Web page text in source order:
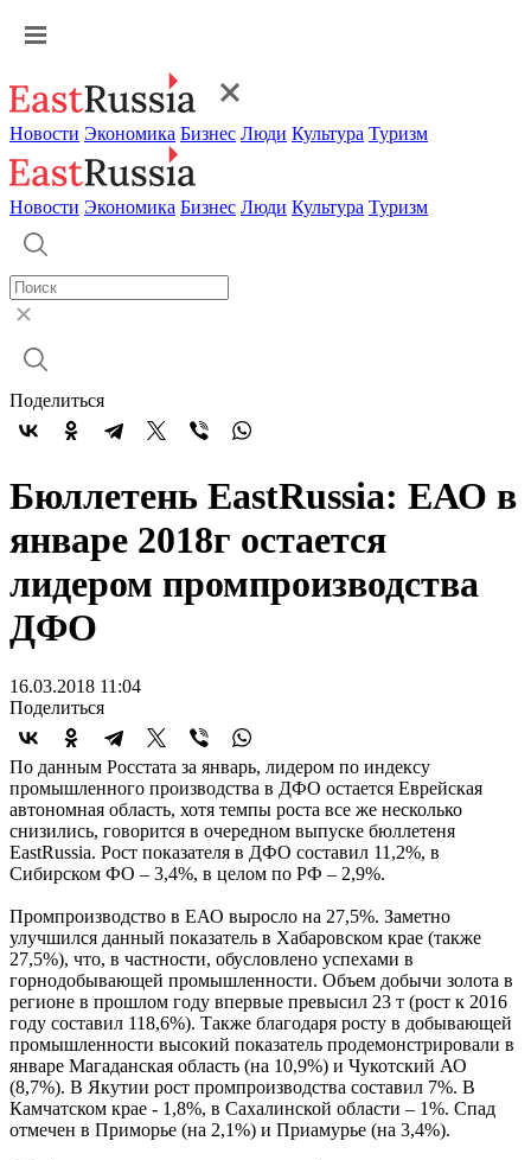
Новости Экономика Бизнес Люди Культура Туризм
Новости Экономика Бизнес Люди Культура Туризм
Поделиться
Бюллетень EastRussia: ЕАО в
январе 2018г остается
лидером промпроизводства
ДФО
16.03.2018 11:04
Поделиться
По данным Росстата за январь, лидером по индексу
промышленного производства в ДФО остается Еврейская
автономная область, хотя темпы роста все же несколько
снизились, говорится в очередном выпуске бюллетеня
EastRussia. Рост показателя в ДФО составил 11,2%, в
Сибирском ФО – 3,4%, в целом по РФ – 2,9%.
Промпроизводство в ЕАО выросло на 27,5%. Заметно
улучшился данный показатель в Хабаровском крае (также
27,5%), что, в частности, обусловлено успехами в
горнодобывающей промышленности. Объем добычи золота в
регионе в прошлом году впервые превысил 23 т (рост к 2016
году составил 118,6%). Также благодаря росту в добывающей
промышленности высокий показатель продемонстрировали в
январе Магаданская область (на 10,9%) и Чукотский АО
(8,7%). В Якутии рост промпроизводства составил 7%. В
Камчатском крае - 1,8%, в Сахалинской области – 1%. Спад
отмечен в Приморье (на 2,1%) и Приамурье (на 3,4%).